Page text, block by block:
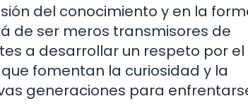
del conocimiento y en la
de ser meros transmisores de
a desarrollar un respeto por el
fomentan la curiosidad y la
generaciones para